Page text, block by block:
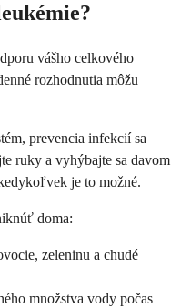
vášho celkového
rozhodnutia môžu
prevencia infekcií sa
ruky a vyhýbajte sa davom
je to možné.
doma:
zeleninu a chudé
množstva vody počas